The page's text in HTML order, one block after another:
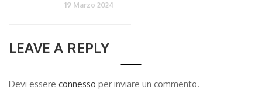
19 Marzo 2024
LEAVE A REPLY
Devi essere connesso per inviare un commento.